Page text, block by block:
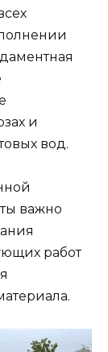
и
вод.
важно
работ